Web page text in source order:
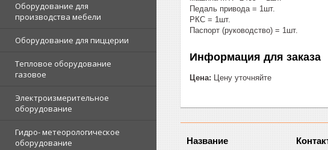
Оборудование для
производства мебели
Оборудование для пиццерии
Тепловое оборудование
газовое
Электроизмерительное
оборудование
Гидро- метеорологическое
оборудование
Педаль привода = 1шт.
РКС = 1шт.
Паспорт (руководство) = 1шт.
Информация для заказа
Цена: Цену уточняйте